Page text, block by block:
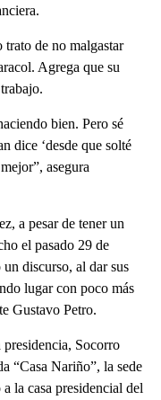
de no malgastar
Agrega que su
bien. Pero sé
dice ‘desde que solté
asegura
a pesar de tener un
el pasado 29 de
discurso, al dar sus
lugar con poco más
Gustavo Petro.
presidencia, Socorro
“Casa Nariño”, la sede
la casa presidencial del